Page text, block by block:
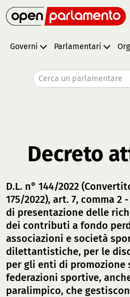
Governi Parlamentari
Cerca un parlamentare
Decreto
D.L. n° 144/2022
175/2022), art. 7, comma
di presentazione delle
dei contributi a fondo
associazioni e società
dilettantistiche, per le
per gli enti di promozione
federazioni sportive,
paralimpico, che